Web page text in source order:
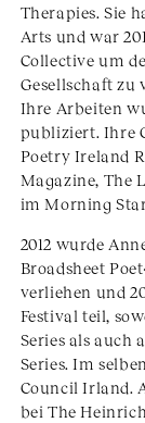
Therapies. Sie
Arts und war
Collective um
Gesellschaft zu
Ihre Arbeiten
publiziert. Ihre
Poetry Ireland
Magazine, The
im Morning
2012 wurde
Broadsheet
verliehen und
Festival teil,
Series als auch
Series. Im
Council Irland.
bei The